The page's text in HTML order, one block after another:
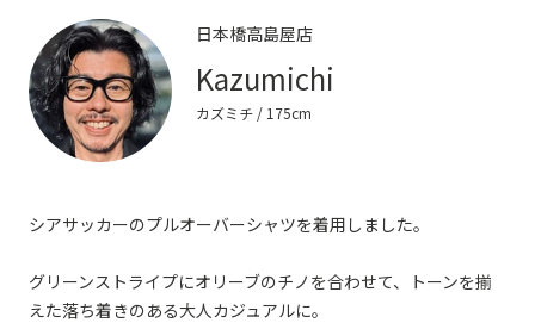
日本橋高島屋店
Kazumichi
カズミチ/ 175cm
シアサッカーのプルオーバーシャツを着用しました。
グリーンストライプにオリーブのチノを合わせて、トーンを揃
えた落ち着きのある大人カジュアルに。